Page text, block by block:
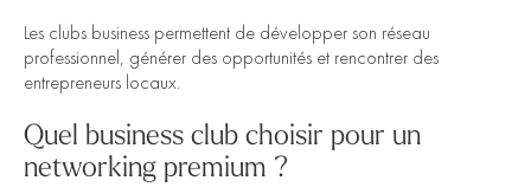
Les clubs business permettent de développer son réseau
professionnel, générer des opportunités et rencontrer des
entrepreneurs locaux.
Quel business club choisir pour un
networking premium ?